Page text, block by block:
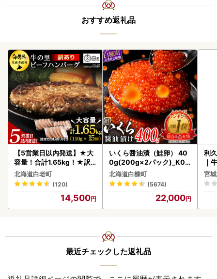
おすすめ返礼品
【5営業日以内発送】★大
容量！合計1.65kg！★訳
あり・牛の里ビーフハンバ
ーグ(110ｇ5枚入）×3 AG
058
北海道白老町
(120)
14,500
いくら醤油漬（鮭卵） 40
0g(200g×2パック)_K02
2-1676
北海道白糠町
(5674)
22,000
利
｜
宮
最近チェックした返礼品